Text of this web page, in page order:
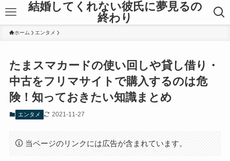
結婚してくれない彼氏に夢見るの
終わり
ホーム エンタメ
たまスマカードの使い回しや貸し借り・
中古をフリマサイトで購入するのは危
険！知っておきたい知識まとめ
エンタメ 2021-11-27
当ページのリンクには広告が含まれています。